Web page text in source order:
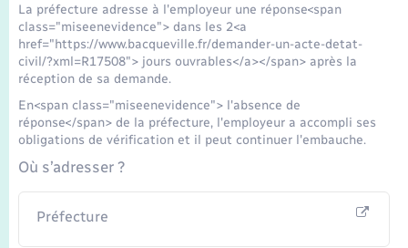
La préfecture adresse à l'employeur une réponse<span
class="miseenevidence"> dans les 2<a
href="https://www.bacqueville.fr/demander-un-acte-detat-
civil/?xml=R17508"> jours ouvrables</a></span> après la
réception de sa demande.
En<span class="miseenevidence"> l'absence de
réponse</span> de la préfecture, l'employeur a accompli ses
obligations de vérification et il peut continuer l'embauche.
Où s’adresser ?
Préfecture